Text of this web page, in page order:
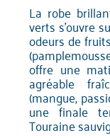
La robe
verts s'ouvre
odeurs de
offre une
agréable
(mangue,
une finale
Touraine